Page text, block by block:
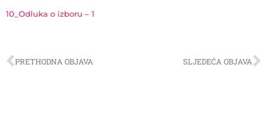
10_Odluka o izboru – 1
PRETHODNA OBJAVA SLJEDEĆA OBJAVA